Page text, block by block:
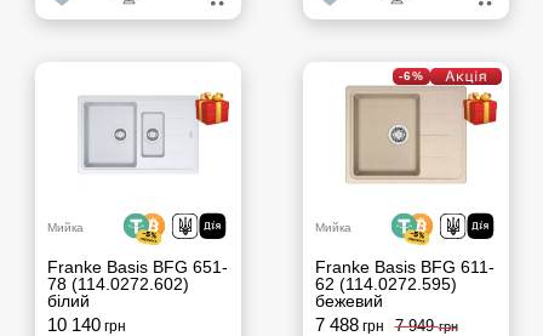
Мийка
Franke Basis BFG 651-
78 (114.0272.602)
білий
10 140грн
-6%
Мийка
Franke Basis BFG 611-
62 (114.0272.595)
бежевий
7 488грн 7 949грн